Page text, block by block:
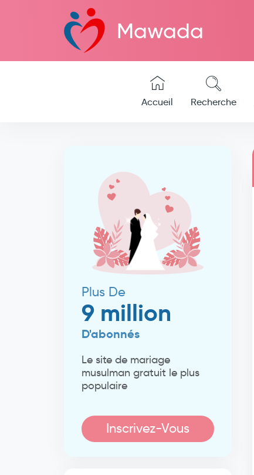
Mawada
Accueil Recherche
Plus De
9 million
D'abonnés
Le site de mariage
musulman gratuit le plus
populaire
Inscrivez-Vous